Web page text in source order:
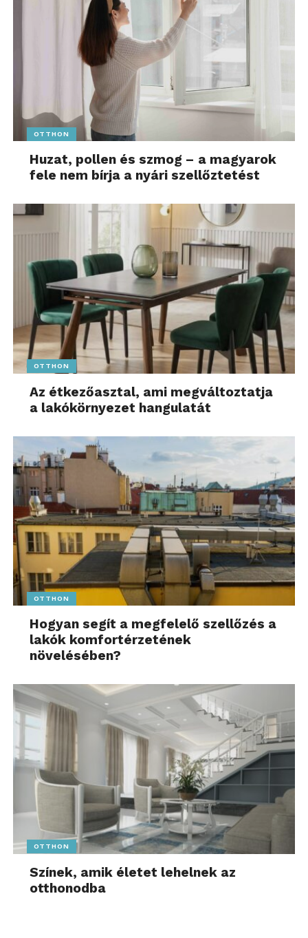
OTTHON
Huzat, pollen és szmog – a magyarok
fele nem bírja a nyári szellőztetést
OTTHON
Az étkezőasztal, ami megváltoztatja
a lakókörnyezet hangulatát
OTTHON
Hogyan segít a megfelelő szellőzés a
lakók komfortérzetének
növelésében?
OTTHON
Színek, amik életet lehelnek az
otthonodba